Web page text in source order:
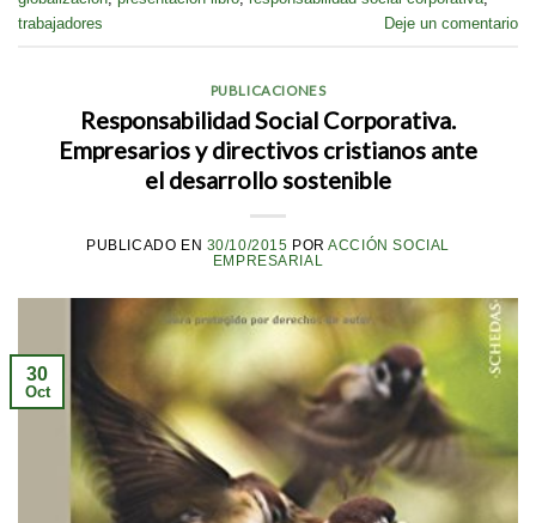
trabajadores
Deje un comentario
PUBLICACIONES
Responsabilidad Social Corporativa.
Empresarios y directivos cristianos ante
el desarrollo sostenible
PUBLICADO EN 30/10/2015 PORACCIÓN SOCIAL
EMPRESARIAL
30
Oct